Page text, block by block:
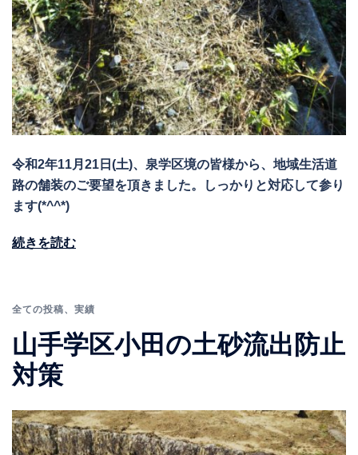
令和2年11月21日(土)、泉学区境の皆様から、地域生活道
路の舗装のご要望を頂きました。しっかりと対応して参り
ます(*^^*)
続きを読む
全ての投稿、 実績
山手学区小田の土砂流出防止
対策